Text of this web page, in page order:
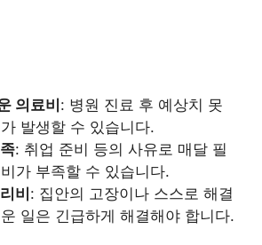
의료비: 병원 진료 후 예상치 못
발생할 수 있습니다.
: 취업 준비 등의 사유로 매달 필
가 부족할 수 있습니다.
비: 집안의 고장이나 스스로 해결
일은 긴급하게 해결해야 합니다.